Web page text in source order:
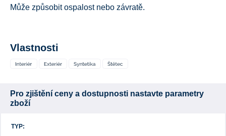
Může způsobit ospalost nebo závratě.
Vlastnosti
Pro zjištění ceny a dostupnosti nastavte parametry
zboží
TYP: